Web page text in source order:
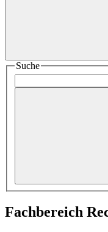
Suche
Fachbereich